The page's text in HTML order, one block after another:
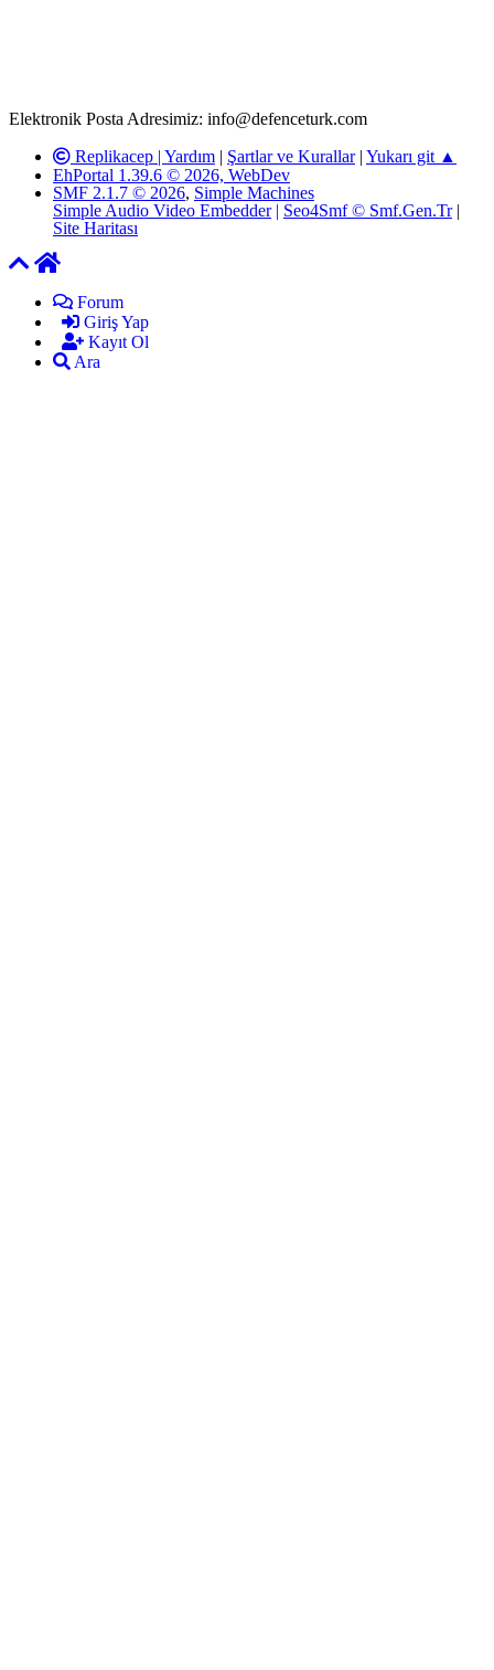
Elektronik Posta Adresimiz: info@defenceturk.com
Replikacep | Yardım | Şartlar ve Kurallar| Yukarı git ▲
EhPortal 1.39.6 © 2026, WebDev
SMF 2.1.7 © 2026, Simple Machines
Simple Audio Video Embedder | Seo4Smf © Smf.Gen.Tr|
Site Haritası
Forum
Giriş Yap
Kayıt Ol
Ara